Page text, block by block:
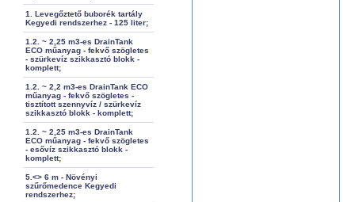
1. Levegőztető buborék tartály
Kegyedi rendszerhez - 125 liter;
1.2. ~ 2,25 m3-es DrainTank
ECO műanyag - fekvő szögletes
- szürkevíz szikkasztó blokk -
komplett;
1.2. ~ 2,2 m3-es DrainTank ECO
műanyag - fekvő szögletes -
tisztított szennyvíz / szürkevíz
szikkasztó blokk - komplett;
1.2. ~ 2,25 m3-es DrainTank
ECO műanyag - fekvő szögletes
- esővíz szikkasztó blokk -
komplett;
5.<> 6 m - Növényi
szűrőmedence Kegyedi
rendszerhez;